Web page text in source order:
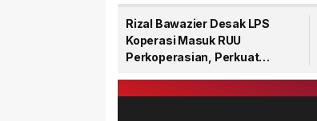
Rizal Bawazier Desak LPS
Koperasi Masuk RUU
Perkoperasian, Perkuat